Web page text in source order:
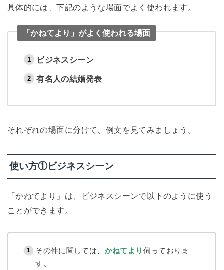
具体的には、下記のような場面でよく使われます。
「かねてより」がよく使われる場面
ビジネスシーン
有名人の結婚発表
それぞれの場面に分けて、例文を見てみましょう。
使い方①ビジネスシーン
「かねてより」は、ビジネスシーンで以下のように使う
ことができます。
その件に関しては、 かねてより 伺っておりま
す。